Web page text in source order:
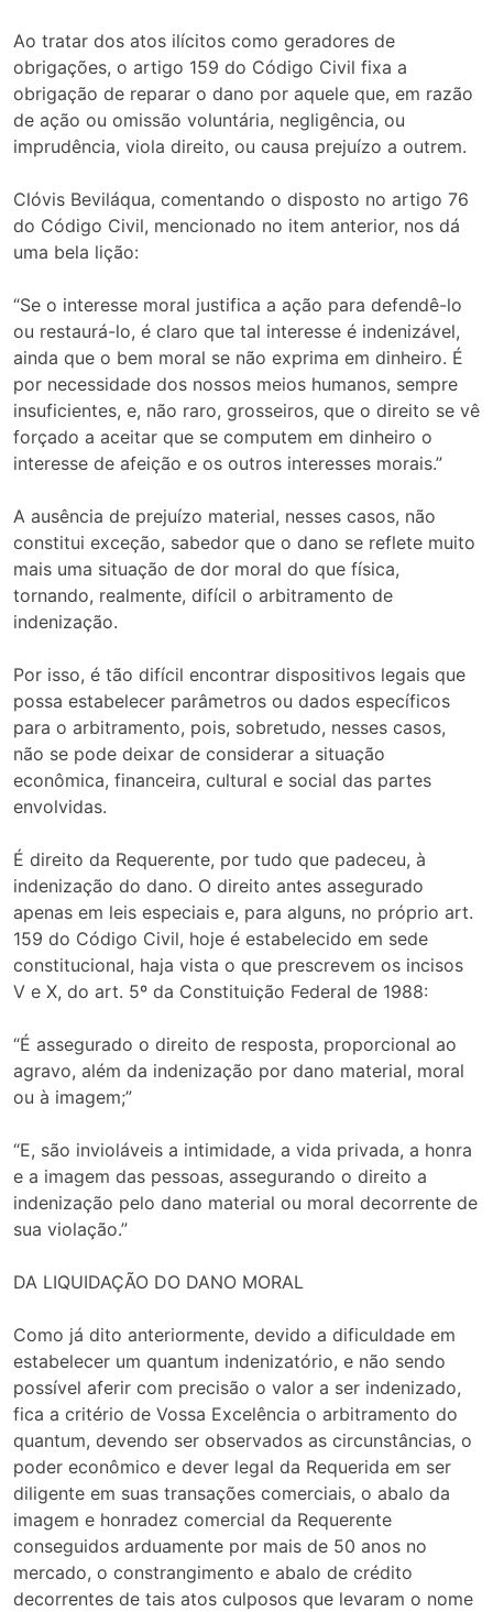
Ao tratar dos atos ilícitos como geradores de
obrigações, o artigo 159 do Código Civil fixa a
obrigação de reparar o dano por aquele que, em razão
de ação ou omissão voluntária, negligência, ou
imprudência, viola direito, ou causa prejuízo a outrem.
Clóvis Beviláqua, comentando o disposto no artigo 76
do Código Civil, mencionado no item anterior, nos dá
uma bela lição:
“Se o interesse moral justifica a ação para defendê-lo
ou restaurá-lo, é claro que tal interesse é indenizável,
ainda que o bem moral se não exprima em dinheiro. É
por necessidade dos nossos meios humanos, sempre
insuficientes, e, não raro, grosseiros, que o direito se vê
forçado a aceitar que se computem em dinheiro o
interesse de afeição e os outros interesses morais.”
A ausência de prejuízo material, nesses casos, não
constitui exceção, sabedor que o dano se reflete muito
mais uma situação de dor moral do que física,
tornando, realmente, difícil o arbitramento de
indenização.
Por isso, é tão difícil encontrar dispositivos legais que
possa estabelecer parâmetros ou dados específicos
para o arbitramento, pois, sobretudo, nesses casos,
não se pode deixar de considerar a situação
econômica, financeira, cultural e social das partes
envolvidas.
É direito da Requerente, por tudo que padeceu, à
indenização do dano. O direito antes assegurado
apenas em leis especiais e, para alguns, no próprio art.
159 do Código Civil, hoje é estabelecido em sede
constitucional, haja vista o que prescrevem os incisos
V e X, do art. 5º da Constituição Federal de 1988:
“É assegurado o direito de resposta, proporcional ao
agravo, além da indenização por dano material, moral
ou à imagem;”
“E, são invioláveis a intimidade, a vida privada, a honra
e a imagem das pessoas, assegurando o direito a
indenização pelo dano material ou moral decorrente de
sua violação.”
DA LIQUIDAÇÃO DO DANO MORAL
Como já dito anteriormente, devido a dificuldade em
estabelecer um quantum indenizatório, e não sendo
possível aferir com precisão o valor a ser indenizado,
fica a critério de Vossa Excelência o arbitramento do
quantum, devendo ser observados as circunstâncias, o
poder econômico e dever legal da Requerida em ser
diligente em suas transações comerciais, o abalo da
imagem e honradez comercial da Requerente
conseguidos arduamente por mais de 50 anos no
mercado, o constrangimento e abalo de crédito
decorrentes de tais atos culposos que levaram o nome